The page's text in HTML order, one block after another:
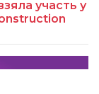
участь у